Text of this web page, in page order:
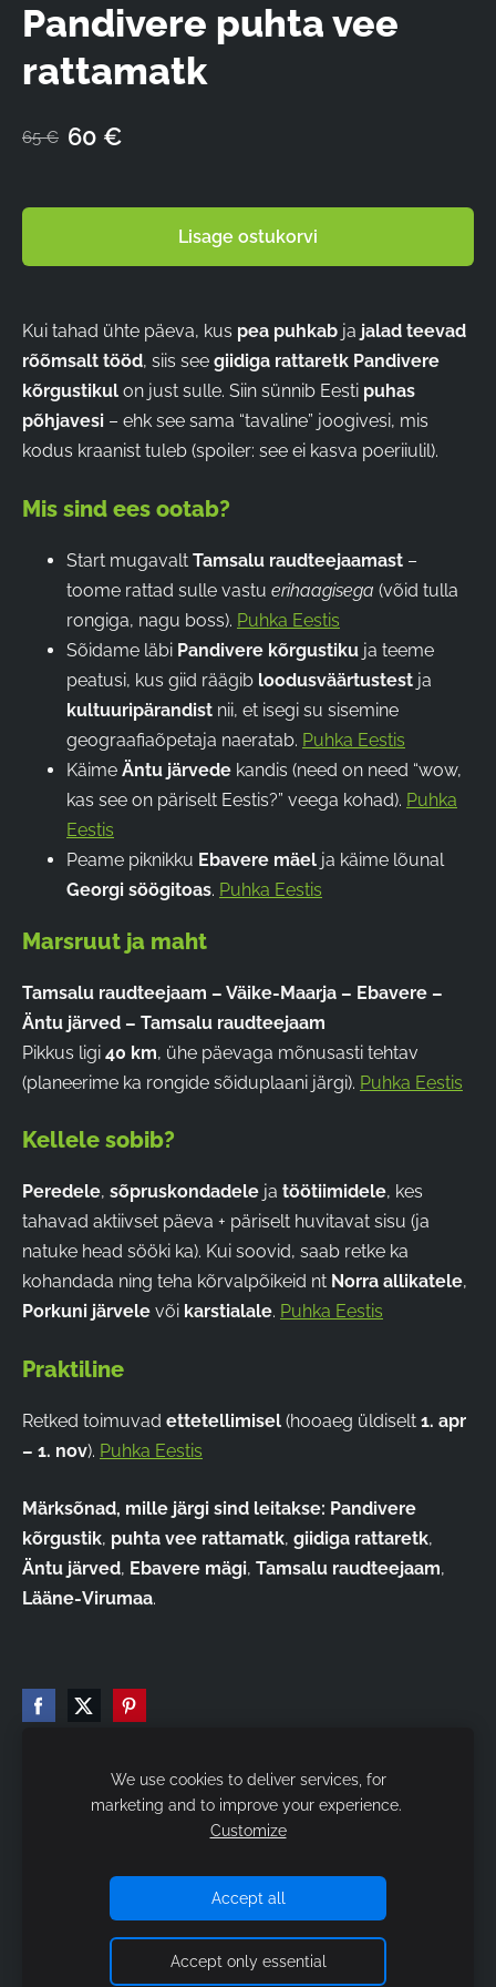
Pandivere puhta vee
rattamatk
65 € 60 €
Lisage ostukorvi
Kui tahad ühte päeva, kus pea puhkab ja jalad teevad
rõõmsalt tööd, siis see giidiga rattaretk Pandivere
kõrgustikul on just sulle. Siin sünnib Eesti puhas
põhjavesi – ehk see sama “tavaline” joogivesi, mis
kodus kraanist tuleb (spoiler: see ei kasva poeriiulil).
Mis sind ees ootab?
Start mugavalt Tamsalu raudteejaamast –
toome rattad sulle vastu erihaagisega (võid tulla
rongiga, nagu boss). Puhka Eestis
Sõidame läbi Pandivere kõrgustiku ja teeme
peatusi, kus giid räägib loodusväärtustest ja
kultuuripärandist nii, et isegi su sisemine
geograafiaõpetaja naeratab. Puhka Eestis
Käime Äntu järvede kandis (need on need “wow,
kas see on päriselt Eestis?” veega kohad). Puhka
Eestis
Peame piknikku Ebavere mäel ja käime lõunal
Georgi söögitoas. Puhka Eestis
Marsruut ja maht
Tamsalu raudteejaam – Väike-Maarja – Ebavere –
Äntu järved – Tamsalu raudteejaam
Pikkus ligi 40 km, ühe päevaga mõnusasti tehtav
(planeerime ka rongide sõiduplaani järgi). Puhka Eestis
Kellele sobib?
Peredele, sõpruskondadele ja töötiimidele, kes
tahavad aktiivset päeva + päriselt huvitavat sisu (ja
natuke head sööki ka). Kui soovid, saab retke ka
kohandada ning teha kõrvalpõikeid nt Norra allikatele,
Porkuni järvele või karstialale. Puhka Eestis
Praktiline
Retked toimuvad ettetellimisel (hooaeg üldiselt 1. apr
– 1. nov). Puhka Eestis
Märksõnad, mille järgi sind leitakse: Pandivere
kõrgustik, puhta vee rattamatk, giidiga rattaretk,
Äntu järved, Ebavere mägi, Tamsalu raudteejaam,
Lääne-Virumaa.
Matkavarustus Kestlikkus Kontakt Küpsised
Mozellopoolt - lihtsaim viis luua veebileht.
We use cookies to deliver services, for
marketing and to improve your experience.
Customize
Accept all
Accept only essential